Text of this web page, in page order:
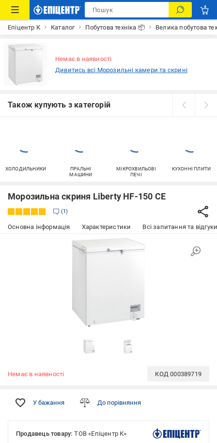
Епіцентр К Каталог Побутова техніка 📦 Велика побутова
Немає в наявності
Дивитись всі Морозильні камери та скрині
Також купують з категорій
ХОЛОДИЛЬНИКИ
ПРАЛЬНІ
МАШИНИ
МІКРОХВИЛЬОВІ
ПЕЧІ
КУХОННІ ПЛИТИ
Морозильна скриня Liberty HF-150 CE
1
Основна інформація Характеристики Всі запитання та
Немає в наявності КОД000389719
У бажання До порівняння
Продавець товару: ТОВ «Епіцентр К»